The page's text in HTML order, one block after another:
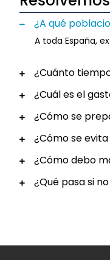
¿A qué
A toda España,
¿Cuánto
¿Cuál es el
¿Cómo se
¿Cómo se
¿Cómo debo
¿Qué pasa si